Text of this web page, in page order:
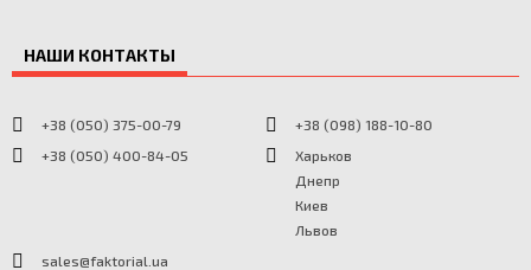
НАШИ КОНТАКТЫ
+38 (050) 375-00-79
+38 (098) 188-10-80
+38 (050) 400-84-05
Харьков
Днепр
Киев
Львов
sales@faktorial.ua